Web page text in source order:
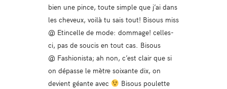
bien une pince, toute simple que j’ai dans
les cheveux, voilà tu sais tout! Bisous miss
@ Etincelle de mode: dommage! celles-
ci, pas de soucis en tout cas. Bisous
@ Fashionista; ah non, c’est clair que si
on dépasse le mètre soixante dix, on
devient géante avec
Bisous poulette